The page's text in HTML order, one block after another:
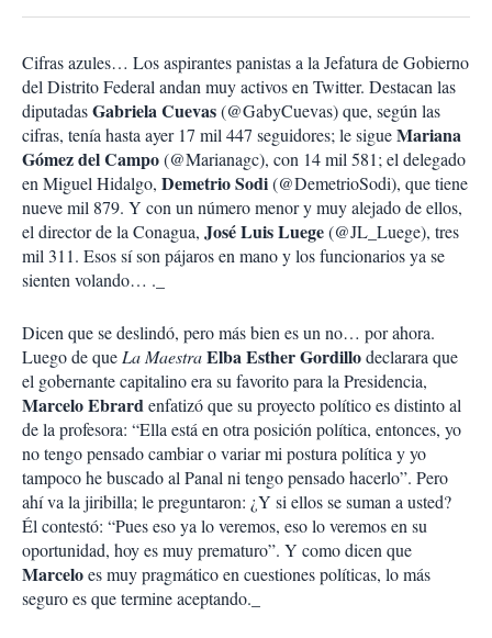
o
m
p
a
r
t
i
r
Cifras azules… Los aspirantes panistas a la Jefatura de Gobierno
del Distrito Federal andan muy activos en Twitter. Destacan las
diputadasGabriela Cuevas(@GabyCuevas) que, según las
cifras, tenía hasta ayer 17 mil 447 seguidores; le sigueMariana
Gómez del Campo(@Marianagc), con 14 mil 581; el delegado
en Miguel Hidalgo, Demetrio Sodi(@DemetrioSodi), que tiene
nueve mil 879. Y con un número menor y muy alejado de ellos,
el director de la Conagua, José Luis Luege(@JL_Luege), tres
mil 311. Esos sí son pájaros en mano y los funcionarios ya se
sienten volando… ._
Dicen que se deslindó, pero más bien es un no… por ahora.
Luego de que La MaestraElba Esther Gordillodeclarara que
el gobernante capitalino era su favorito para la Presidencia,
Marcelo Ebrardenfatizó que su proyecto político es distinto al
de la profesora: “Ella está en otra posición política, entonces, yo
no tengo pensado cambiar o variar mi postura política y yo
tampoco he buscado al Panal ni tengo pensado hacerlo”. Pero
ahí va la jiribilla; le preguntaron: ¿Y si ellos se suman a usted?
Él contestó: “Pues eso ya lo veremos, eso lo veremos en su
oportunidad, hoy es muy prematuro”. Y como dicen que
Marceloes muy pragmático en cuestiones políticas, lo más
seguro es que termine aceptando._